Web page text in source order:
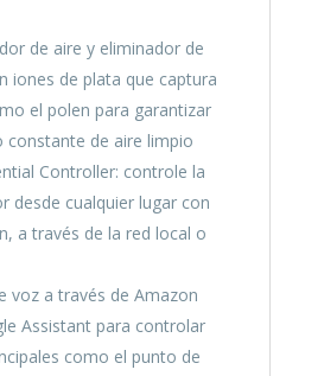
de aire y eliminador de
iones de plata que captura
el polen para garantizar
constante de aire limpio
Controller: controle la
desde cualquier lugar con
a través de la red local o
voz a través de Amazon
Assistant para controlar
como el punto de